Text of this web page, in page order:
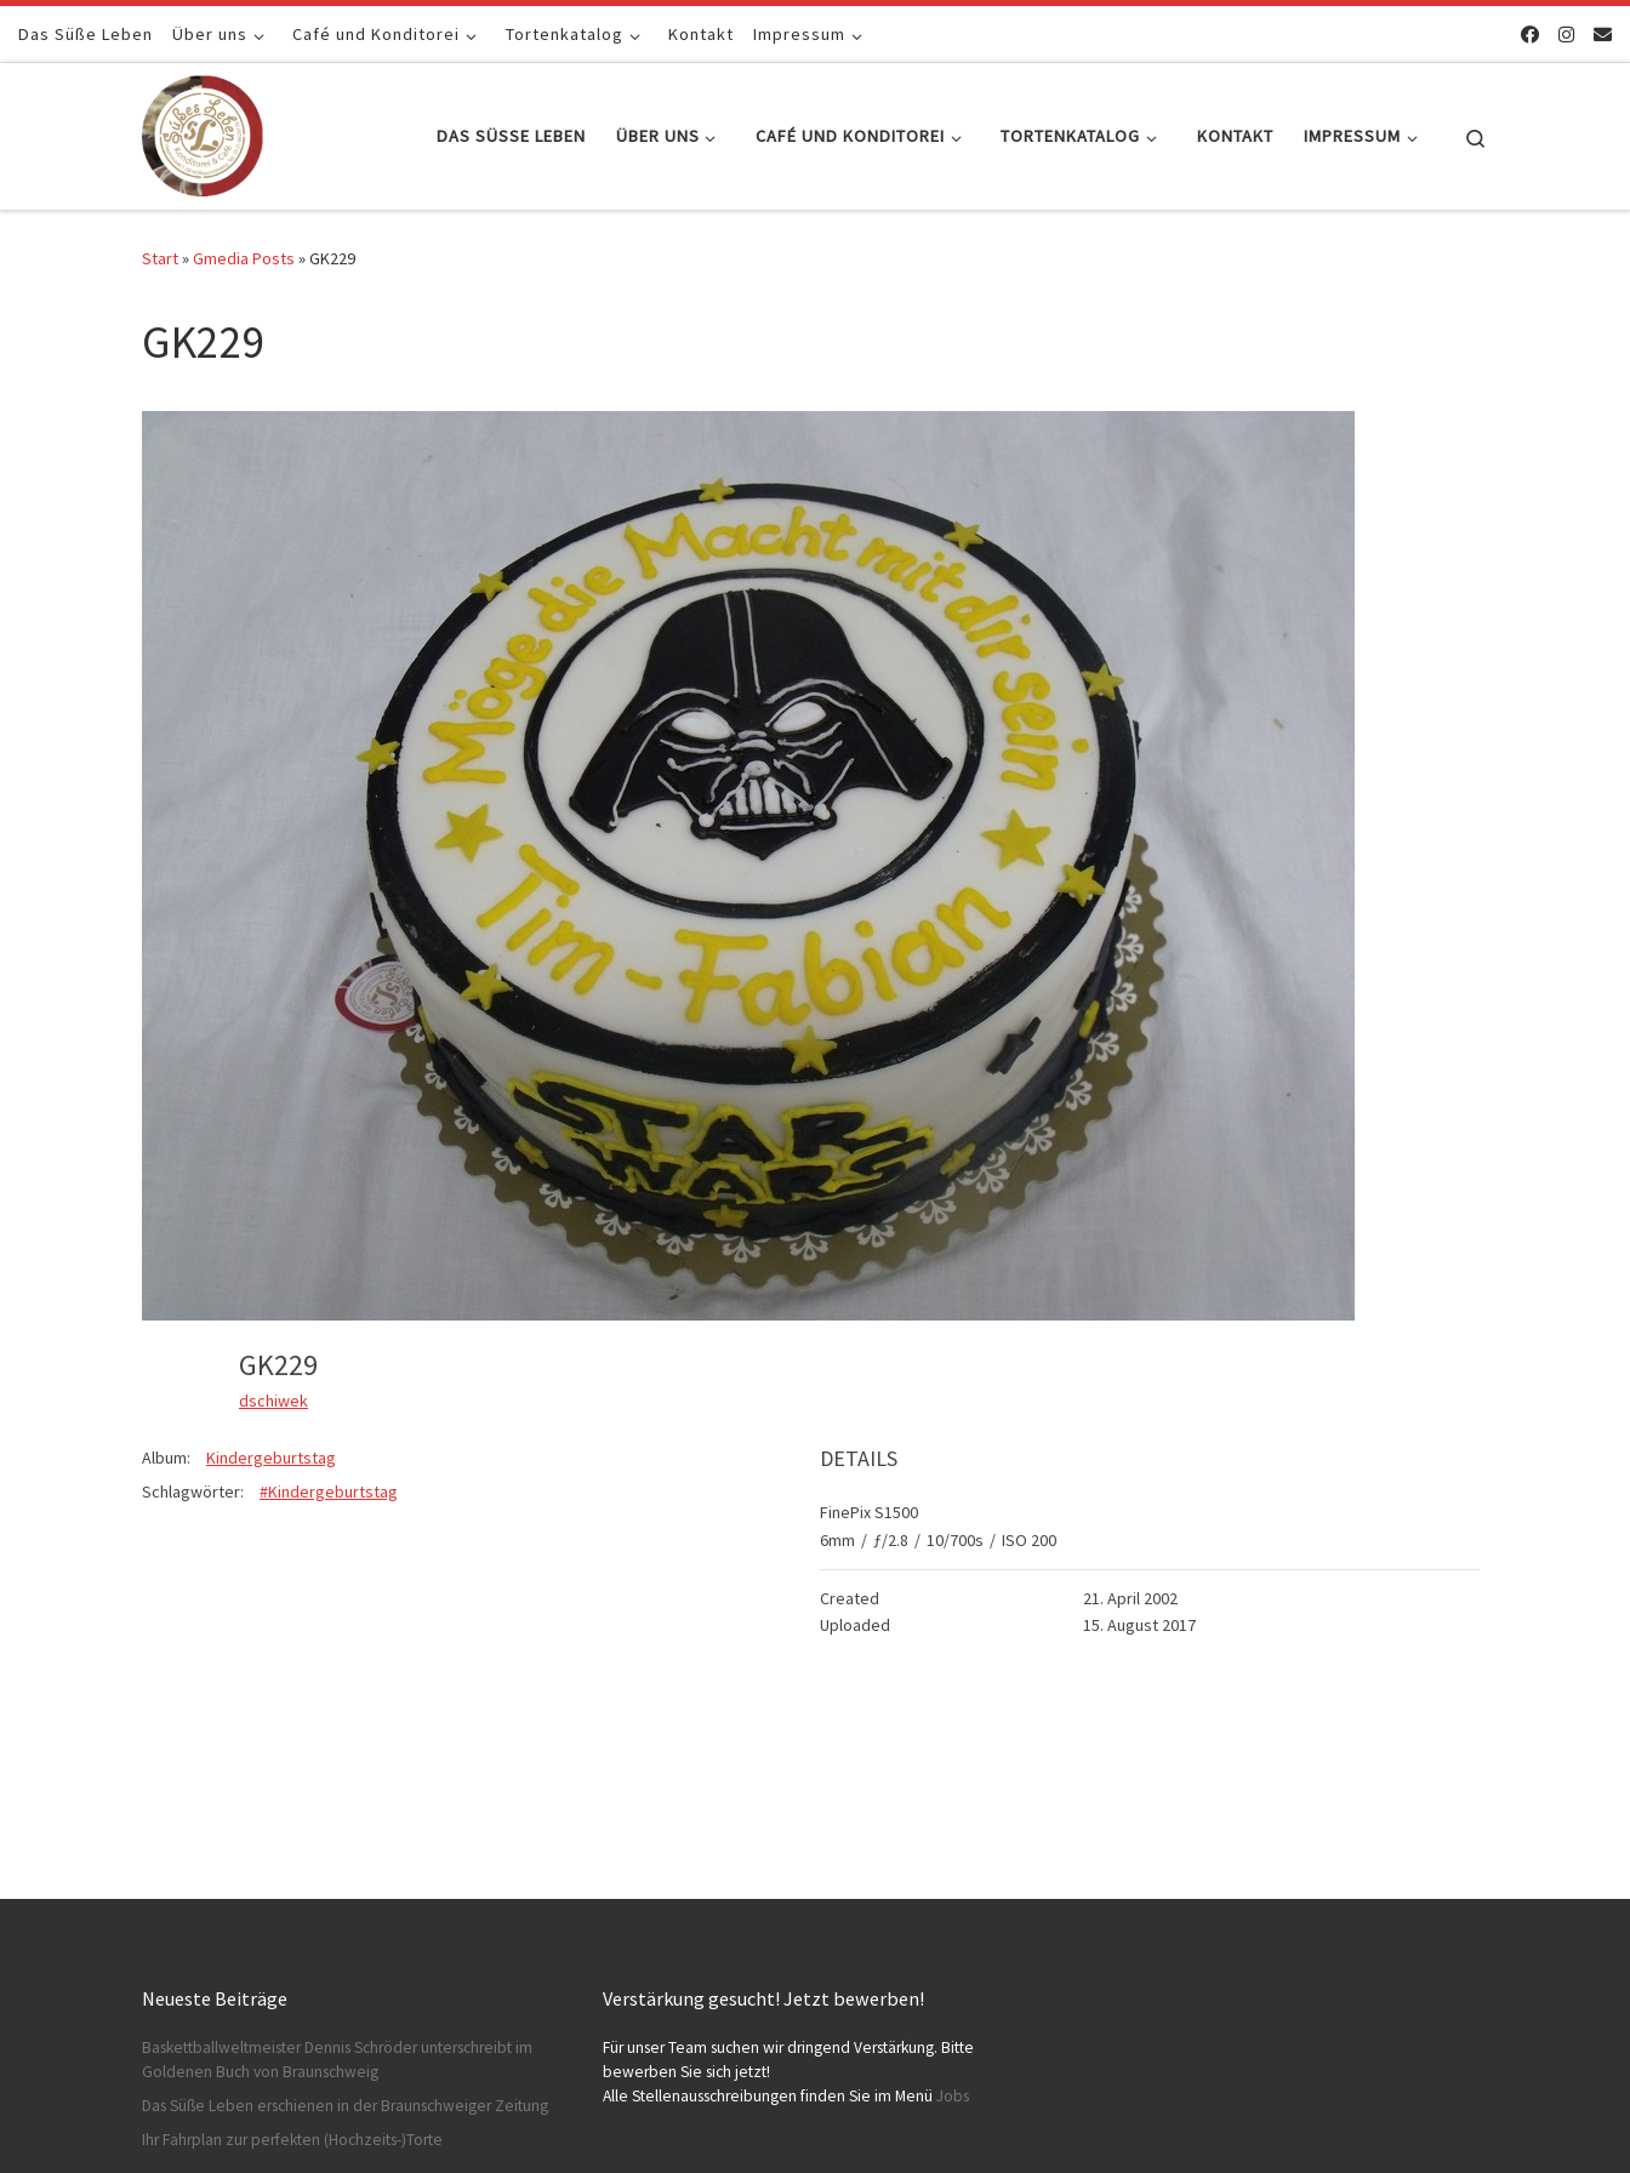
Zum Inhalt springen
Das Süße Leben Über uns Café und Konditorei Tortenkatalog Kontakt Impressum
DAS SÜSSE LEBEN ÜBER UNS CAFÉ UND KONDITOREI TORTENKATALOG KONTAKT IMPRESSUM
Start»Gmedia Posts »GK229
GK229
GK229
dschiwek
Album:
Kindergeburtstag
Schlagwörter:
#Kindergeburtstag
DETAILS
FinePix S1500
6mm / ƒ/2.8 / 10/700s / ISO 200
Created
21. April 2002
Uploaded
15. August 2017
Neueste Beiträge
Baskettballweltmeister Dennis Schröder unterschreibt im
Goldenen Buch von Braunschweig
Das Süße Leben erschienen in der Braunschweiger Zeitung
Ihr Fahrplan zur perfekten (Hochzeits-)Torte
Verstärkung gesucht! Jetzt bewerben!
Für unser Team suchen wir dringend Verstärkung. Bitte
bewerben Sie sich jetzt!
Alle Stellenausschreibungen finden Sie im Menü Jobs